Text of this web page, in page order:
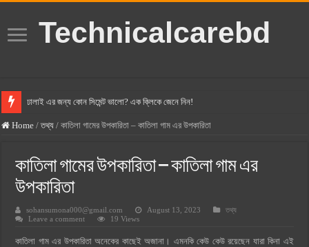
Technicalcarebd
ঢালাই এর জন্য কোন সিমেন্ট ভালো? এক ক্লিকে জেনে নিন!
বসুন্ধরা সিমেন্ট এর দাম ২০২৫
হোলসিম সিমেন্ট দাম ২০২৫
সুপারক্রিট সিমেন্ট দাম ২০২৫
জুডিশিয়াল ম্যাজিস্ট্রেট কি? জুডিশিয়াল ম্যাজিস্ট্রেট এর সুযোগ সুবিধা
Home / তথ্য / কাতিলা গামের উপকারিতা – কাতিলা গাম এর উপকারিতা
কাতিলা গামের উপকারিতা – কাতিলা গাম এর
উপকারিতা
sohansumona000@gmail.com August 13, 2023
তথ্য
Leave a comment
19 Views
কাতিলা গাম এর উপকারিতা অনেকের কাছেই অজানা। এমনকি কেউ কেউ রয়েছেন যারা কিনা এই